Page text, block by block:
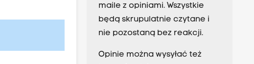
maile z opiniami. Wszystkie
będą skrupulatnie czytane i
nie pozostaną bez reakcji.
Opinie można wysyłać też